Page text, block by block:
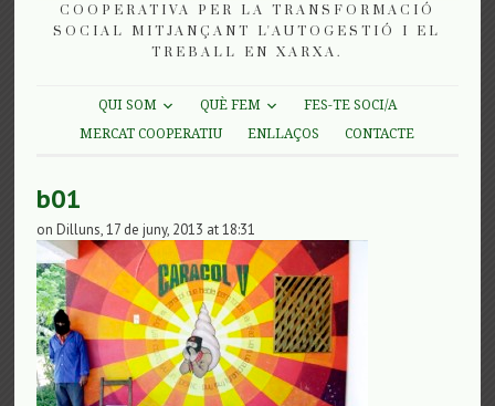
COOPERATIVA PER LA TRANSFORMACIÓ
SOCIAL MITJANÇANT L'AUTOGESTIÓ I EL
TREBALL EN XARXA.
QUI SOM QUÈ FEM
FES-TE SOCI/A
MERCAT COOPERATIU
ENLLAÇOS CONTACTE
b01
on Dilluns, 17 de juny, 2013 at 18:31